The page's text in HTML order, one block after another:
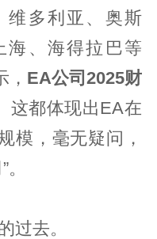
维多利亚、奥斯
海、海得拉巴等
EA公司2025财
这都体现出EA在
模，毫无疑问，
过去。